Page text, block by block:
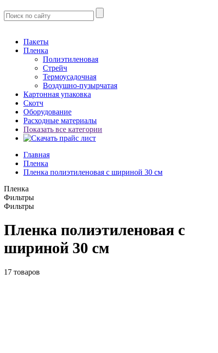
Пакеты
Пленка
Полиэтиленовая
Стрейч
Термоусадочная
Воздушно-пузырчатая
Картонная упаковка
Скотч
Оборудование
Расходные материалы
Показать все категории
Главная
Пленка
Пленка полиэтиленовая с шириной 30 см
Пленка
Фильтры
Фильтры
Пленка полиэтиленовая с
шириной 30 см
17 товаров